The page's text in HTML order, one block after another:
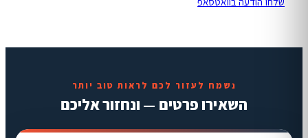
נשמח לעזור לכם לראות טוב יותר
השאירו פרטים — ונחזור אליכם